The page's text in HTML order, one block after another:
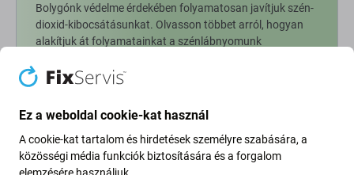
Bolygónk védelme érdekében folyamatosan javítjuk szén-
dioxid-kibocsátásunkat. Olvasson többet arról, hogyan
alakítjuk át folyamatainkat a szénlábnyomunk
Newsletter Fix
Ez a weboldal cookie-kat használ
A cookie-kat tartalom és hirdetések személyre szabására, a
közösségi média funkciók biztosítására és a forgalom